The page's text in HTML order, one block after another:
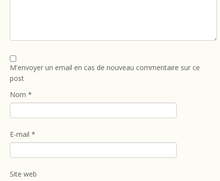
M'envoyer un email en cas de nouveau commentaire sur ce
post
Nom *
E-mail *
Site web